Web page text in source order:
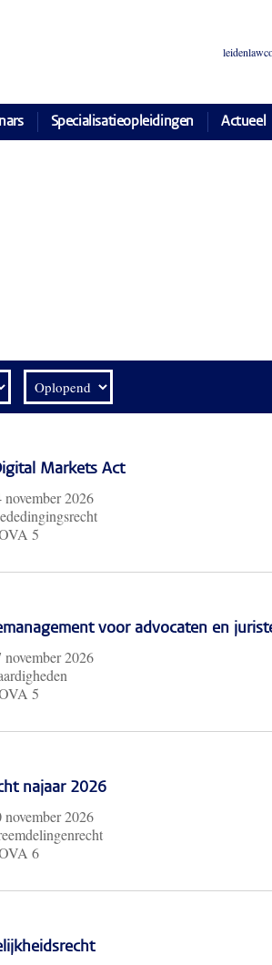
Specialisatieopleidingen Actueel
Markets Act
november 2026
5
voor advocaten en
november 2026
5
najaar 2026
november 2026
6